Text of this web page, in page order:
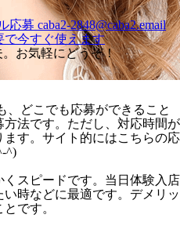
応募 caba2-2848@caba2.email
で今すぐ使えます
お気軽にどうぞ！
、どこでも応募ができること
法です。ただし、対応時間が
す。サイト的にはこちらの応
^)
スピードです。当日体験入店
時などに最適です。デメリッ
です。